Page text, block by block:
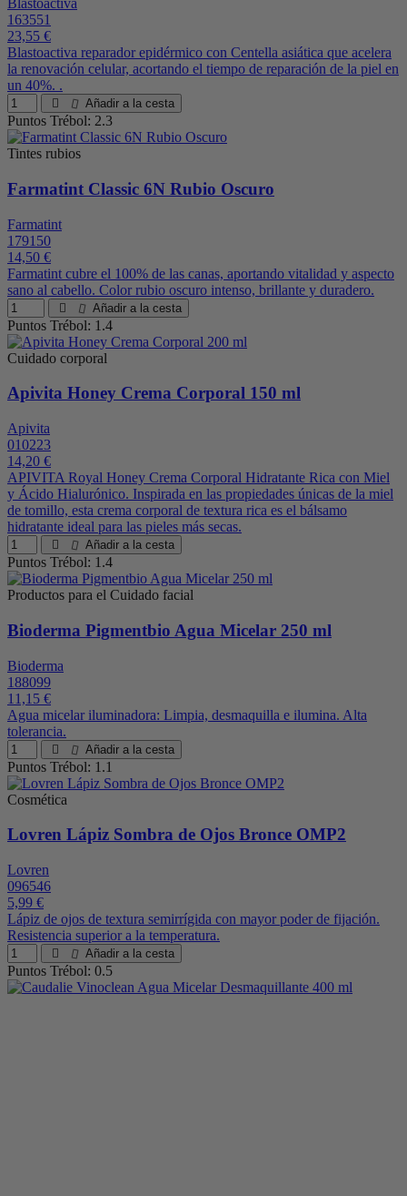
Blastoactiva
163551
23,55 €
Blastoactiva reparador epidérmico con Centella asiática que acelera
la renovación celular, acortando el tiempo de reparación de la piel en
un 40%. .
Añadir a la cesta
Puntos Trébol: 2.3
Tintes rubios
Farmatint Classic 6N Rubio Oscuro
Farmatint
179150
14,50 €
Farmatint cubre el 100% de las canas, aportando vitalidad y aspecto
sano al cabello. Color rubio oscuro intenso, brillante y duradero.
Añadir a la cesta
Puntos Trébol: 1.4
Cuidado corporal
Apivita Honey Crema Corporal 150 ml
Apivita
010223
14,20 €
APIVITA Royal Honey Crema Corporal Hidratante Rica con Miel
y Ácido Hialurónico. Inspirada en las propiedades únicas de la miel
de tomillo, esta crema corporal de textura rica es el bálsamo
hidratante ideal para las pieles más secas.
Añadir a la cesta
Puntos Trébol: 1.4
Productos para el Cuidado facial
Bioderma Pigmentbio Agua Micelar 250 ml
Bioderma
188099
11,15 €
Agua micelar iluminadora: Limpia, desmaquilla e ilumina. Alta
tolerancia.
Añadir a la cesta
Puntos Trébol: 1.1
Cosmética
Lovren Lápiz Sombra de Ojos Bronce OMP2
Lovren
096546
5,99 €
Lápiz de ojos de textura semirrígida con mayor poder de fijación.
Resistencia superior a la temperatura.
Añadir a la cesta
Puntos Trébol: 0.5